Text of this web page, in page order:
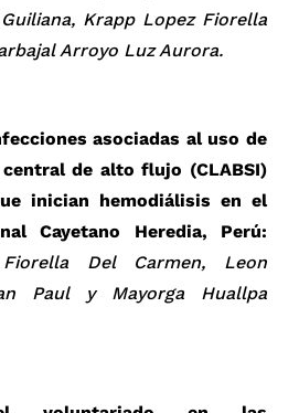
Krapp Lopez Fiorella
Arroyo Luz Aurora.
asociadas al uso de
de alto flujo (CLABSI)
inician hemodiálisis en el
Cayetano Heredia, Perú:
Del Carmen, Leon
Paul y Mayorga Huallpa